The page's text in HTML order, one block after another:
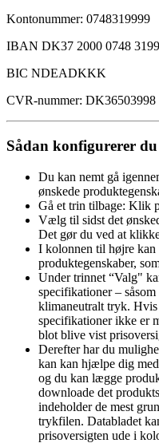
Kontonummer: 0748319999
IBAN DK37 2000 0748
BIC NDEADKKK
CVR-nummer: DK36503998
Sådan konfigurerer
Du kan nemt gå
ønskede
Gå et trin tilbage: Klik
Vælg til sidst det
Det gør du ved at
I kolonnen til højre kan
produktegenskaber,
Under trinnet “Valg"
specifikationer –
klimaneutralt tryk.
specifikationer ikke er
blot blive vist
Derefter har du
kan kan hjælpe dig
og du kan lægge
downloade det
indeholder de mest
trykfilen. Databladet
prisoversigten ude i